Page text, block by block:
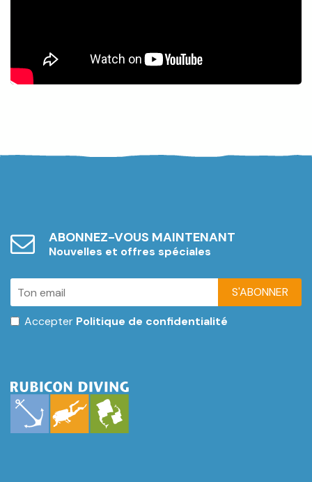
ABONNEZ-VOUS MAINTENANT
Nouvelles et offres spéciales
S'ABONNER
Accepter Politique de confidentialité